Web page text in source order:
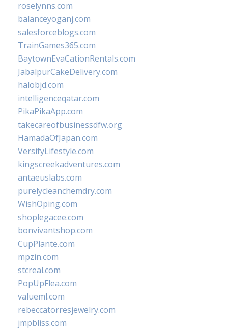
roselynns.com
balanceyoganj.com
salesforceblogs.com
TrainGames365.com
BaytownEvaCationRentals.com
JabalpurCakeDelivery.com
halobjd.com
intelligenceqatar.com
PikaPikaApp.com
takecareofbusinessdfw.org
HamadaOfJapan.com
VersifyLifestyle.com
kingscreekadventures.com
antaeuslabs.com
purelycleanchemdry.com
WishOping.com
shoplegacee.com
bonvivantshop.com
CupPlante.com
mpzin.com
stcreal.com
PopUpFlea.com
valueml.com
rebeccatorresjewelry.com
jmpbliss.com